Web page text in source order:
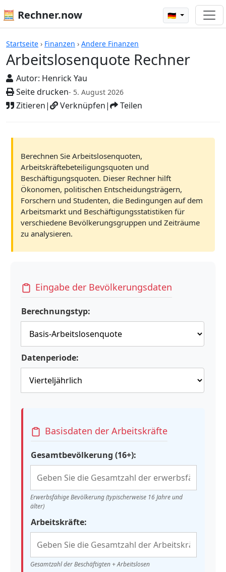
🧮 Rechner.now 🇩🇪
Startseite › Finanzen › Andere Finanzen
Arbeitslosenquote Rechner
Autor: Henrick Yau
Seite drucken- 5. August 2026
Zitieren| Verknüpfen| Teilen
Rechner
Berechnen Sie Arbeitslosenquoten,
Arbeitskräftebeteiligungsquoten und
Beschäftigungsquoten. Dieser Rechner hilft
Ökonomen, politischen Entscheidungsträgern,
Forschern und Studenten, die Bedingungen auf dem
Arbeitsmarkt und Beschäftigungsstatistiken für
verschiedene Bevölkerungsgruppen und Zeiträume
zu analysieren.
Eingabe der Bevölkerungsdaten
Berechnungstyp:
Datenperiode:
Basisdaten der Arbeitskräfte
Gesamtbevölkerung (16+):
Erwerbsfähige Bevölkerung (typischerweise 16 Jahre und
älter)
Arbeitskräfte:
Gesamtzahl der Beschäftigten + Arbeitslosen